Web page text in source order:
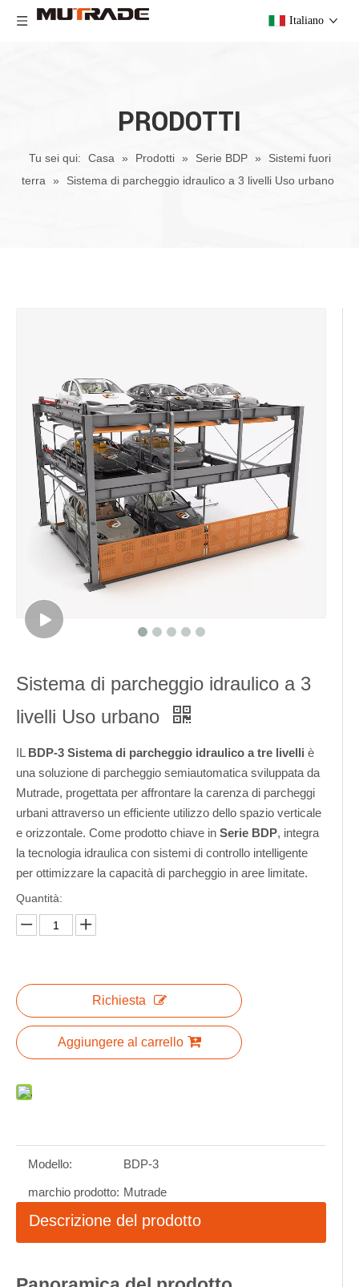
Italiano
PRODOTTI
Tu sei qui: Casa » Prodotti » Serie BDP »
Sistemi fuori
terra
» Sistema di parcheggio idraulico a 3 livelli Uso urbano
Sistema di parcheggio idraulico a 3
livelli Uso urbano
IL BDP-3 Sistema di parcheggio idraulico a tre livelli è
una soluzione di parcheggio semiautomatica sviluppata da
Mutrade, progettata per affrontare la carenza di parcheggi
urbani attraverso un efficiente utilizzo dello spazio verticale
e orizzontale. Come prodotto chiave in Serie BDP, integra
la tecnologia idraulica con sistemi di controllo intelligente
per ottimizzare la capacità di parcheggio in aree limitate.
Quantità:
Richiesta
Aggiungere al carrello
Modello: BDP-3
marchio prodotto: Mutrade
Descrizione del prodotto